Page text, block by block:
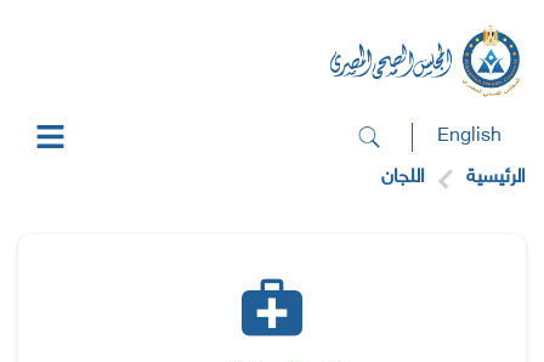
English
الرئيسية
اللجان